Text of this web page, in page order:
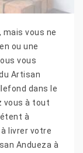
mais vous ne
ou une
vous
Artisan
dans le
vous à tout
à
livrer votre
Andueza à